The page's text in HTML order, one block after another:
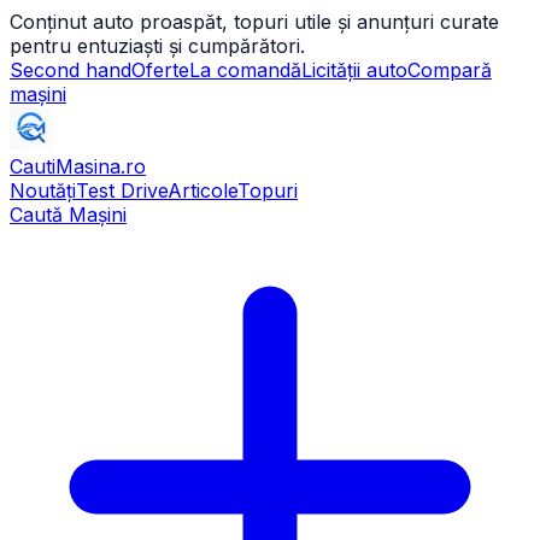
Conținut auto proaspăt, topuri utile și anunțuri curate
pentru entuziaști și cumpărători.
Second handOferteLa comandăLicității autoCompară
mașini
CautiMasina.ro
NoutățiTest DriveArticoleTopuri
Caută Mașini